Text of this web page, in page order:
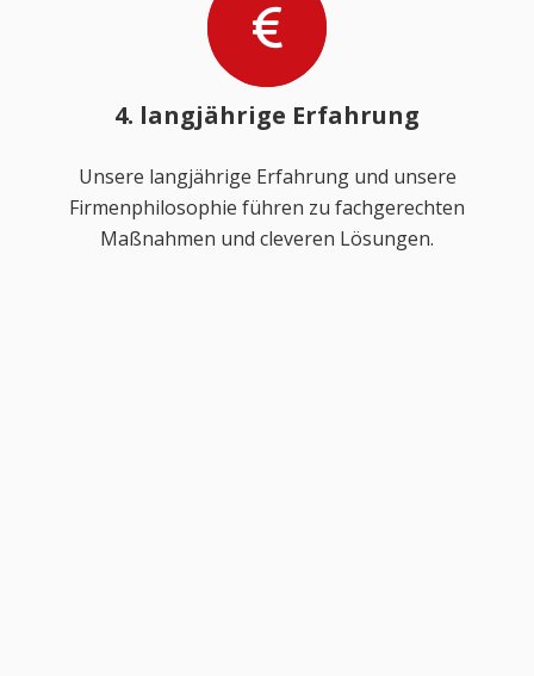
4. langjährige Erfahrung
Unsere langjährige Erfahrung und unsere
Firmenphilosophie führen zu fachgerechten
Maßnahmen und cleveren Lösungen.